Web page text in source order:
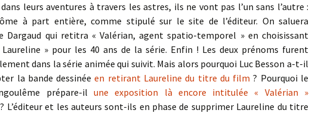
leurs aventures à travers les astres, ils ne vont pas l’un sans l’autre :
à part entière, comme stipulé sur le site de l’éditeur. On saluera
Dargaud qui retitra « Valérian, agent spatio-temporel » en choisissant
Laureline » pour les 40 ans de la série. Enfin ! Les deux prénoms furent
dans la série animée qui suivit. Mais alors pourquoi Luc Besson a-t-il
la bande dessinéeen retirant Laureline du titre du film ? Pourquoi le
prépare-il une exposition là encore intitulée « Valérian »
? L’éditeur et les auteurs sont-ils en phase de supprimer Laureline du titre